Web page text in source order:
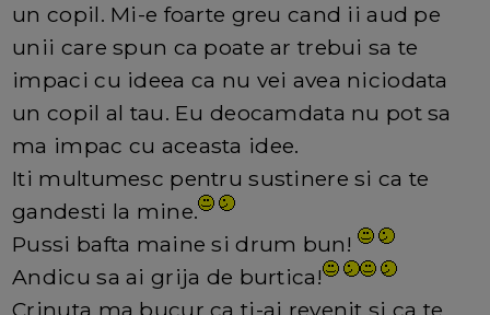
un copil. Mi-e foarte greu cand ii aud pe
unii care spun ca poate ar trebui sa te
impaci cu ideea ca nu vei avea niciodata
un copil al tau. Eu deocamdata nu pot sa
ma impac cu aceasta idee.
Iti multumesc pentru sustinere si ca te
gandesti la mine.
Pussi bafta maine si drum bun!
Andicu sa ai grija de burtica!
Crinuta ma bucur ca ti-ai revenit si ca te